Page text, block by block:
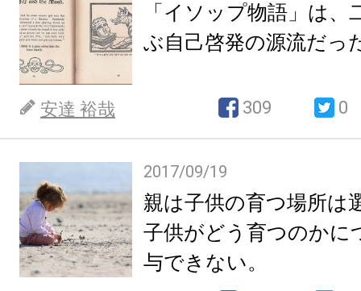
「イソップ物語」は、
ぶ自己啓発の源流だっ
安達 裕哉 309 0
2017/09/19
親は子供の育つ場所は
子供がどう育つのかに
与できない。